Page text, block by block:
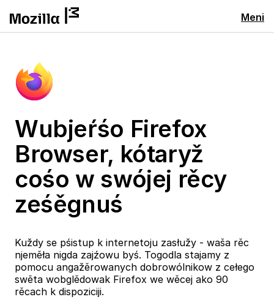
Meni
Wubjeŕśo Firefox
Browser, kótaryž
cośo w swójej rěcy
ześěgnuś
Kuždy se pśistup k internetoju zasłužy - waša rěc
njeměła nigda zajźowu byś. Togodla stajamy z
pomocu angažěrowanych dobrowólnikow z cełego
swěta wobglědowak Firefox we wěcej ako 90
rěcach k dispoziciji.